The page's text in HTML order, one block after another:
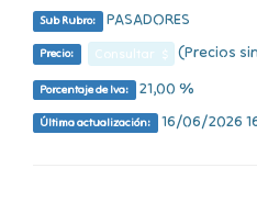
Sub Rubro: PASADORES
Precio: Consultar $ (Precios
Porcentaje de Iva: 21,00 %
Última actualización: 16/06/2026